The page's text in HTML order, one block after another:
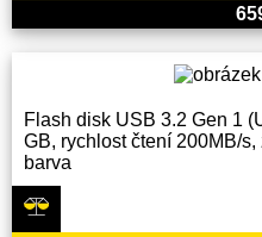
Flash disk USB 3.2 Gen 1
GB, rychlost čtení 200MB/
barva